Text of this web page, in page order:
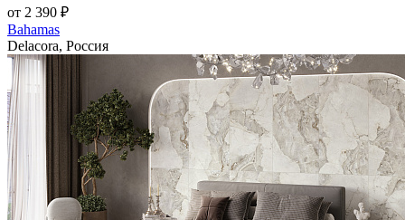
от 2 390 ₽
Bahamas
Delacora, Россия